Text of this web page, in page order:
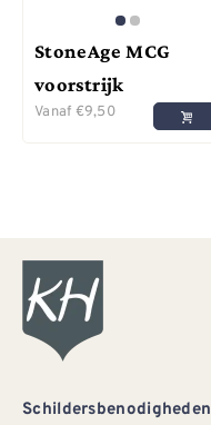
StoneAge MCG
voorstrijk
Vanaf €9,50
Schildersbenodigheden